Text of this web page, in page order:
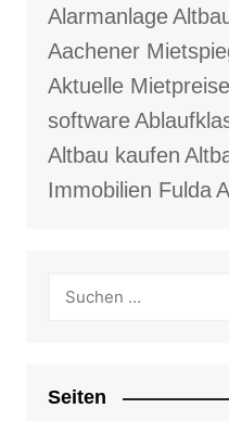
Alarmanlage
Aachener
Aktuelle
software
Altbau kaufen
Immobilien Fulda
Seiten